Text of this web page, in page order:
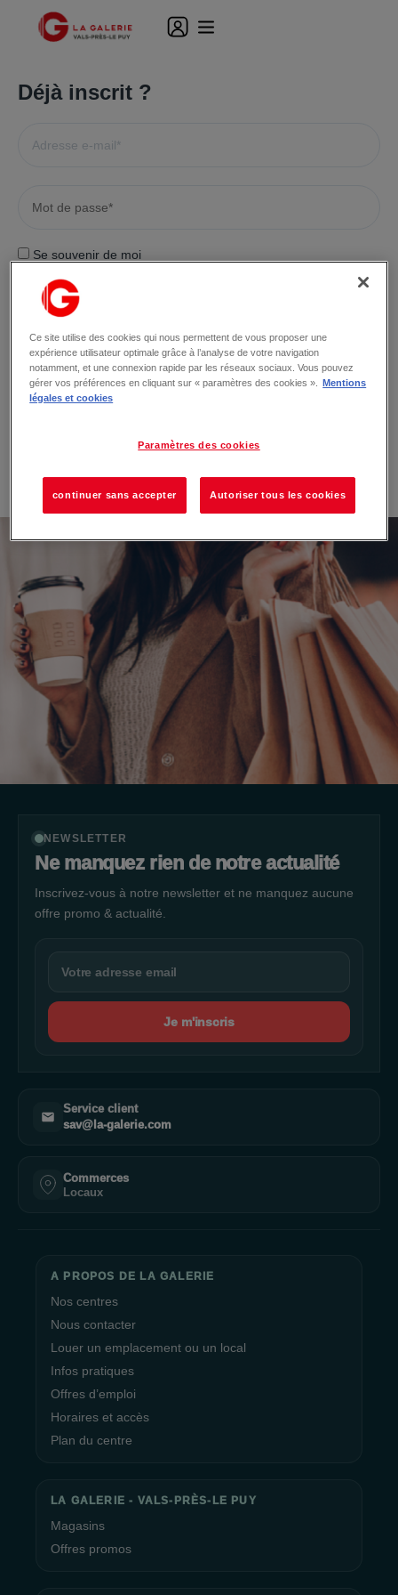
Déjà inscrit ?
Se souvenir de moi
Pas encore inscrit ?
NEWSLETTER
Ne manquez rien de notre actualité
Inscrivez-vous à notre newsletter et ne manquez aucune
offre promo & actualité.
Je m'inscris
Service client
sav@la-galerie.com
Commerces
Locaux
A PROPOS DE LA GALERIE
Nos centres
Nous contacter
Louer un emplacement ou un local
Infos pratiques
Offres d’emploi
Horaires et accès
Plan du centre
LA GALERIE - VALS-PRÈS-LE PUY
Magasins
Offres promos
Ce site utilise des cookies qui nous permettent de vous proposer une
expérience utilisateur optimale grâce à l’analyse de votre navigation
notamment, et une connexion rapide par les réseaux sociaux. Vous pouvez
gérer vos préférences en cliquant sur « paramètres des cookies ».
Mentions
légales et cookies
Paramètres des cookies
continuer sans accepter Autoriser tous les cookies